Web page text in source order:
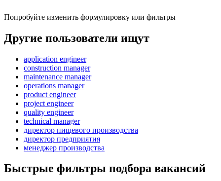
Попробуйте изменить формулировку или фильтры
Другие пользователи ищут
application engineer
construction manager
maintenance manager
operations manager
product engineer
project engineer
quality engineer
technical manager
директор пищевого производства
директор предприятия
менеджер производства
Быстрые фильтры подбора вакансий